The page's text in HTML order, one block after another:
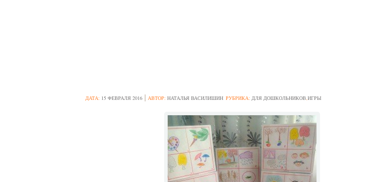
ДАТА: 15 ФЕВРАЛЯ 2016 АВТОР: НАТАЛЬЯ ВАСИЛИШИН РУБРИКА: ДЛЯ ДОШКОЛЬНИКОВ,ИГРЫ